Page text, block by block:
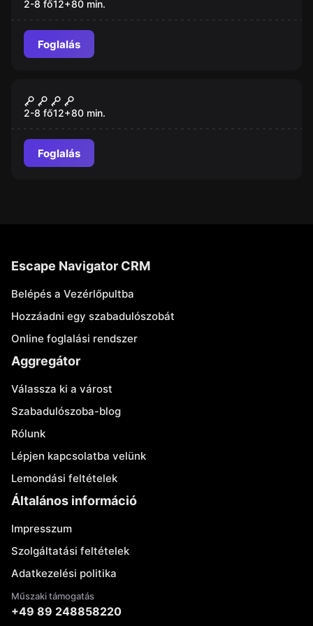
2-8 fő12+80 min.
Foglalás
Új
Elátkozott Dzsungel
2-8 fő12+80 min.
Foglalás
Escape Navigator CRM
Belépés a Vezérlőpultba
Hozzáadni egy szabadulószobát
Online foglalási rendszer
Aggregátor
Válassza ki a várost
Szabadulószoba-blog
Rólunk
Lépjen kapcsolatba velünk
Lemondási feltételek
Általános információ
Impresszum
Szolgáltatási feltételek
Adatkezelési politika
Műszaki támogatás
+49 89 248858220